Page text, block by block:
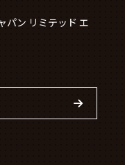
パン リミテッド エ